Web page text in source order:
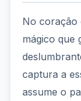
No coração
mágico que
captura a
assume o